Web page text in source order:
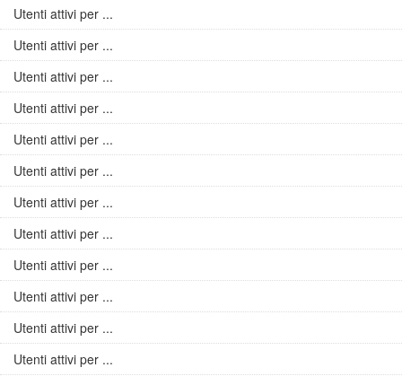
Utenti attivi per ...
Utenti attivi per ...
Utenti attivi per ...
Utenti attivi per ...
Utenti attivi per ...
Utenti attivi per ...
Utenti attivi per ...
Utenti attivi per ...
Utenti attivi per ...
Utenti attivi per ...
Utenti attivi per ...
Utenti attivi per ...